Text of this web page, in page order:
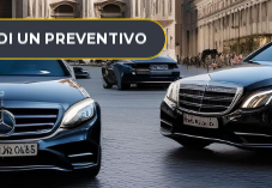
UN PREVENTIVO